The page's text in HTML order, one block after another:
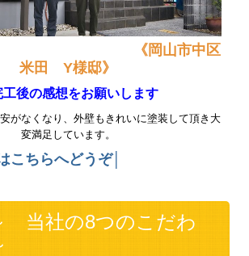
《岡山市中区
米田 Y様邸》
後の感想をお願いします
がなくなり、外壁もきれいに塗装して頂き大
変満足しています。
こちらへどうぞ│
社の8つのこだわ